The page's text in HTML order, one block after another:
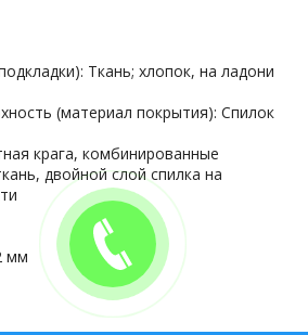
Ткань; хлопок, на ладони
(материал покрытия): Спилок
крага, комбинированные
двойной слой спилка на
мм